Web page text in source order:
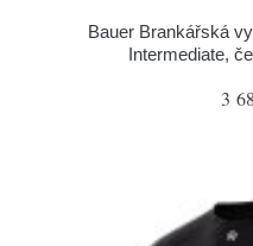
Bauer Brankářská
Intermediate,
3